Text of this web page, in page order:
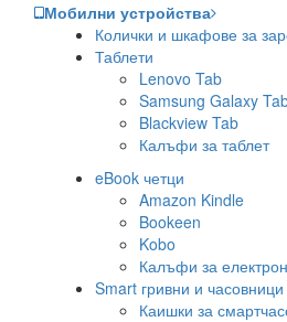
Мобилни устройства
Колички и шкафове за
Таблети
Lenovo Tab
Samsung Galaxy
Blackview Tab
Калъфи за таблет
eBook четци
Amazon Kindle
Bookeen
Kobo
Калъфи за
Smart гривни и часовници
Каишки за